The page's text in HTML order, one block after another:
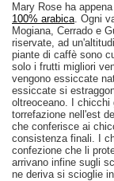
Mary Rose ha
100% arabica. Ogni
Mogiana, Cerrado e
riservate, ad
piante di caffè sono
solo i frutti migliori
vengono essiccate
essiccate si
oltreoceano. I chicchi
torrefazione nell'est
che conferisce ai
consistenza finali. I
confezione che li
arrivano infine sugli
ne deriva si scioglie